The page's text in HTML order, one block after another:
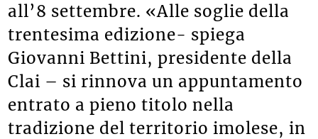
all’8 settembre. «Alle soglie della
trentesima edizione- spiega
Giovanni Bettini, presidente della
Clai – si rinnova un appuntamento
entrato a pieno titolo nella
tradizione del territorio imolese, in